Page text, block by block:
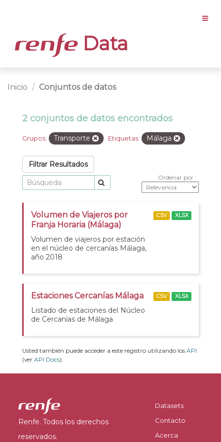
Data
Inicio Conjuntos de datos
2 conjuntos de datos encontrados
Grupos: Transporte Etiquetas: Málaga
Filtrar Resultados
Ordenar por
Volumen de Viajeros por
Franja Horaria (Málaga)
Volumen de viajeros por estación
en el núcleo de cercanías Málaga,
año 2018
CSV XLSX
Estaciones Cercanías Málaga
Listado de estaciones del Núcleo
de Cercanías de Málaga
CSV XLSX
Usted también puede acceder a este registro utilizando los API
(ver API Docs).
Renfe. Todos los derechos
reservados.
Datasets
Contacto
Acerca